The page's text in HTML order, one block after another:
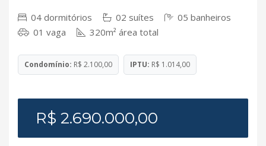
04 dormitórios 02 suítes
05 banheiros
01 vaga
320m² área total
Condomínio: R$ 2.100,00 IPTU: R$ 1.014,00
R$ 2.690.000,00